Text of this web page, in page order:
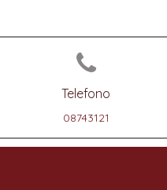
Telefono
08743121